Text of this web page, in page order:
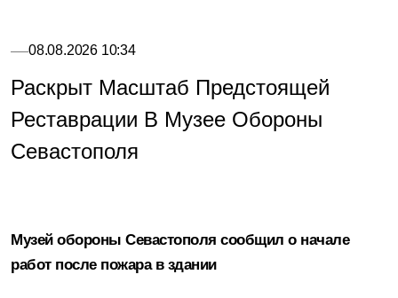
08.08.2026 10:34
Раскрыт Масштаб Предстоящей
Реставрации В Музее Обороны
Севастополя
Музей обороны Севастополя сообщил о начале
работ после пожара в здании